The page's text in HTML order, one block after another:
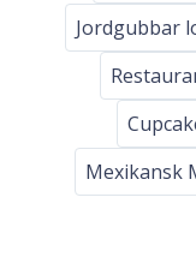
Jordgubbar
Mexikansk